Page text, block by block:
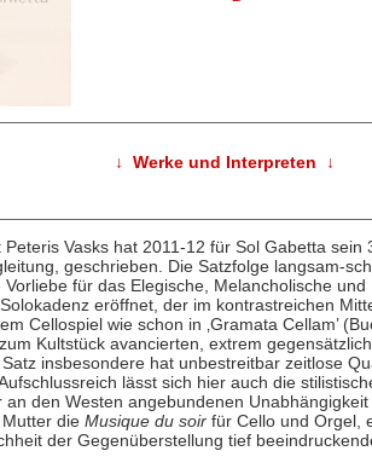
↓ Werke und Interpreten ↓
Vasks hat 2011-12 für Sol Gabetta sein
geschrieben. Die Satzfolge langsam-
für das Elegische, Melancholische
eröffnet, der im kontrastreichen
Cellospiel wie schon in ‚Gramata Cellam’
Kultstück avancierten, extrem
insbesondere hat unbestreitbar zeitlose
lässt sich hier auch die
an den Westen angebundenen Unabhängigkeit
die Musique du soirfür Cello und Orgel,
der Gegenüberstellung tief